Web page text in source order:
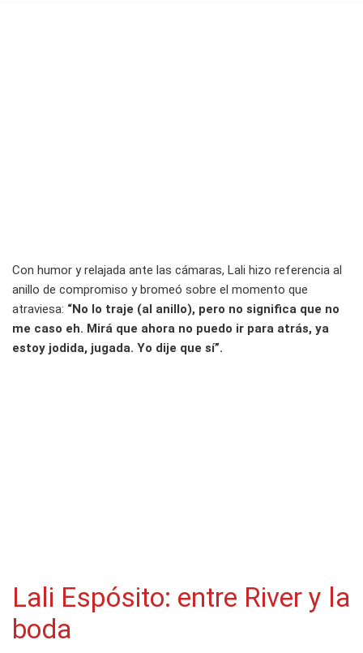
Con humor y relajada ante las cámaras, Lali hizo referencia al
anillo de compromiso y bromeó sobre el momento que
atraviesa: “No lo traje (al anillo), pero no significa que no
me caso eh. Mirá que ahora no puedo ir para atrás, ya
estoy jodida, jugada. Yo dije que sí”.
Lali Espósito: entre River y la
boda